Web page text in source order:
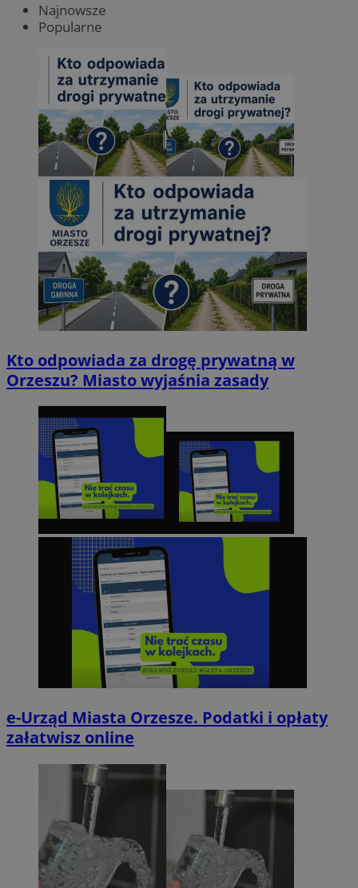
Najnowsze
Popularne
Kto odpowiada za drogę prywatną w
Orzeszu? Miasto wyjaśnia zasady
e-Urząd Miasta Orzesze. Podatki i opłaty
załatwisz online